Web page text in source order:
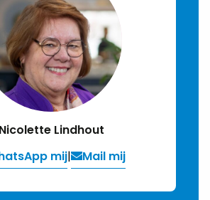
Nicolette Lindhout
mij| Mail mij